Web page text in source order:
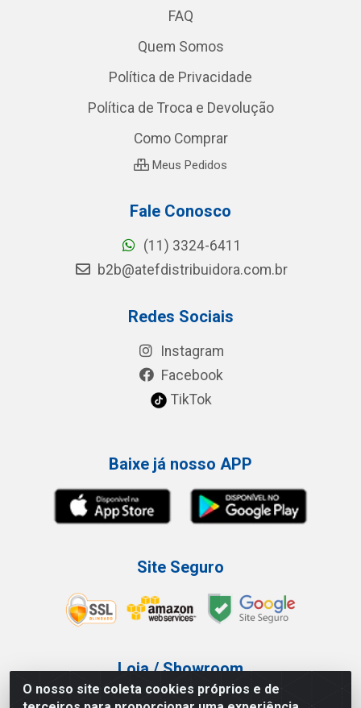
O nosso site coleta cookies próprios e de
FAQ
Quem Somos
Política de Privacidade
Política de Troca e Devolução
Como Comprar
Meus Pedidos
Fale Conosco
(11) 3324-6411
b2b@atefdistribuidora.com.br
Redes Sociais
Instagram
Facebook
TikTok
Baixe já nosso APP
Site Seguro
Loja / Showroom
Tel.: (11) 3227-0546